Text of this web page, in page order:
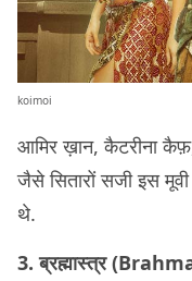
koimoi
आमिर ख़ान, कैटरीना
जैसे सितारों सजी इस
थे.
3. ब्रह्मास्त्र